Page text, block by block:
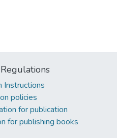
Instructions
policies
for publication
for publishing books